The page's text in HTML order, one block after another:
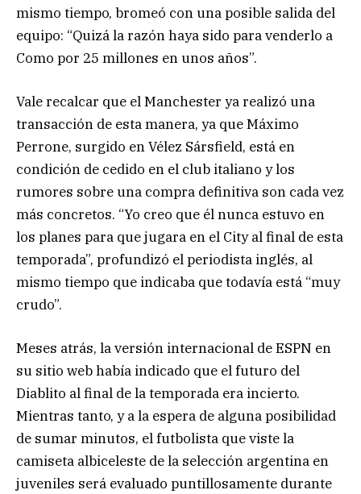
mismo tiempo, bromeó con una posible salida del
equipo: “Quizá la razón haya sido para venderlo a
Como por 25 millones en unos años”.
Vale recalcar que el Manchester ya realizó una
transacción de esta manera, ya que Máximo
Perrone, surgido en Vélez Sársfield, está en
condición de cedido en el club italiano y los
rumores sobre una compra definitiva son cada vez
más concretos. “Yo creo que él nunca estuvo en
los planes para que jugara en el City al final de esta
temporada”, profundizó el periodista inglés, al
mismo tiempo que indicaba que todavía está “muy
crudo”.
Meses atrás, la versión internacional de ESPN en
su sitio web había indicado que el futuro del
Diablito al final de la temporada era incierto.
Mientras tanto, y a la espera de alguna posibilidad
de sumar minutos, el futbolista que viste la
camiseta albiceleste de la selección argentina en
juveniles será evaluado puntillosamente durante